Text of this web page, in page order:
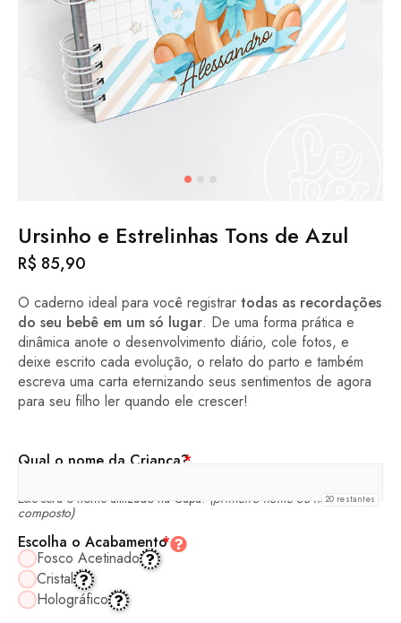
Ursinho e Estrelinhas Tons de Azul
R$ 85,90
O caderno ideal para você registrar todas as recordações
do seu bebê em um só lugar. De uma forma prática e
dinâmica anote o desenvolvimento diário, cole fotos, e
deixe escrito cada evolução, o relato do parto e também
escreva uma carta eternizando seus sentimentos de agora
para seu filho ler quando ele crescer!
*
Qual o nome da Criança?
Este será o nome utilizado na Capa! (primeiro nome ou nome
composto)
20 restantes
*
Escolha o Acabamento
Fosco Acetinado
Cristal
Holográfico